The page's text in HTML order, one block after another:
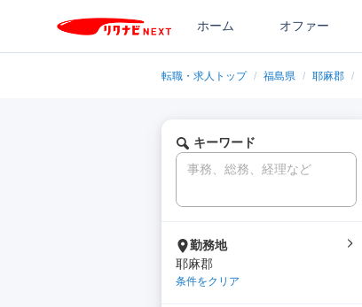
ホーム オファー
転職・求人トップ / 福島県 / 耶麻郡 /
キーワード
勤務地
耶麻郡
条件をクリア